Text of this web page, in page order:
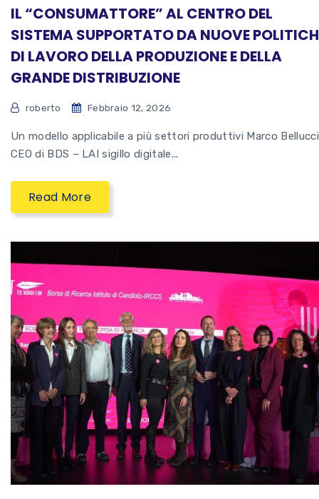
IL “CONSUMATTORE” AL CENTRO DEL
SISTEMA SUPPORTATO DA NUOVE
DI LAVORO DELLA PRODUZIONE E DELLA
GRANDE DISTRIBUZIONE
roberto Febbraio 12, 2026
Un modello applicabile a più settori produttivi Marco
CEO di BDS – LAI sigillo digitale...
Read More